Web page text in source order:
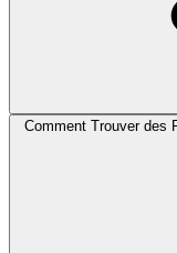
Comment Trouver des